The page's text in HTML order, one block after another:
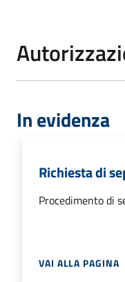
In evidenza
Richiesta di
Procedimento di
VAI ALLA PAGINA